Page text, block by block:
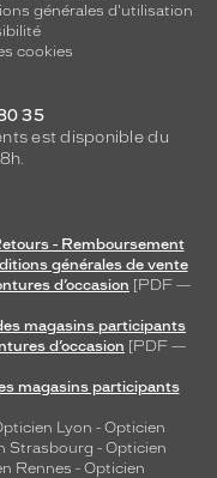
générales d'utilisation
cookies
35
est disponible du
- Remboursement
générales de vente
d’occasion [PDF —
magasins participants
d’occasion [PDF —
magasins participants
Lyon - Opticien
Strasbourg - Opticien
Rennes - Opticien